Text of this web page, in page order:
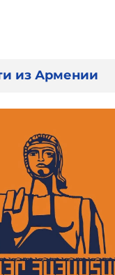
из Армении